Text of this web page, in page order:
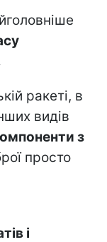
ракеті, в
видів
з
просто
і